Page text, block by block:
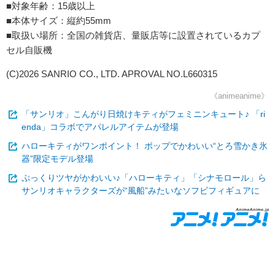
■対象年齢：15歳以上
■本体サイズ：縦約55mm
■取扱い場所：全国の雑貨店、量販店等に設置されているカプ
セル自販機
(C)2026 SANRIO CO., LTD. APROVAL NO.L660315
《animeanime》
「サンリオ」こんがり日焼けキティがフェミニンキュート♪ 「ri
enda」コラボでアパレルアイテムが登場
ハローキティがワンポイント！ ポップでかわいい“とろ雪かき氷
器”限定モデル登場
ぷっくりツヤがかわいい♪「ハローキティ」「シナモロール」ら
サンリオキャラクターズが“風船”みたいなソフビフィギュアに